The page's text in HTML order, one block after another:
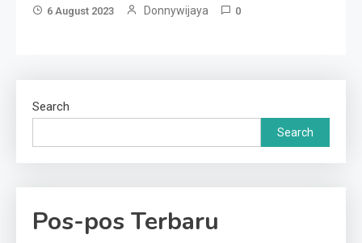
6 August 2023 Donnywijaya 0
Search
Search
Pos-pos Terbaru